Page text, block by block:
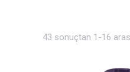
43 sonuçtan 1-16